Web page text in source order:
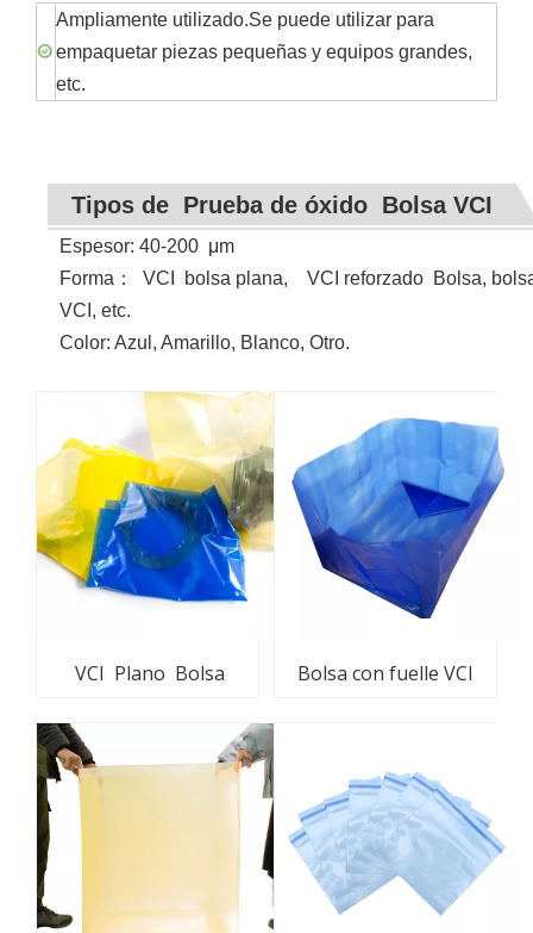
Ampliamente utilizado.Se puede utilizar para
empaquetar piezas pequeñas y equipos grandes,
etc.
Tipos de Prueba de óxido Bolsa VCI
Espesor: 40-200 μm
Forma ： VCI
bolsa plana, VCI reforzado Bolsa,
VCI, etc.
Color: Azul, Amarillo, Blanco, Otro.
VCI Plano Bolsa Bolsa con fuelle VCI